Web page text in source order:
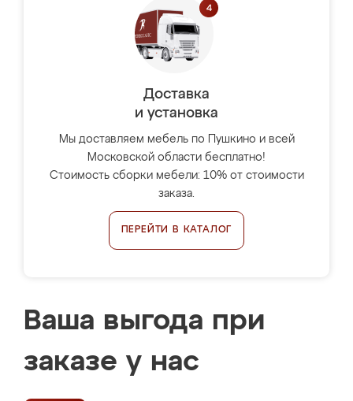
Доставка
и установка
Мы доставляем мебель по Пушкино и всей
Московской области бесплатно!
Стоимость сборки мебели: 10% от стоимости
заказа.
ПЕРЕЙТИ В КАТАЛОГ
Ваша выгода при
заказе у нас